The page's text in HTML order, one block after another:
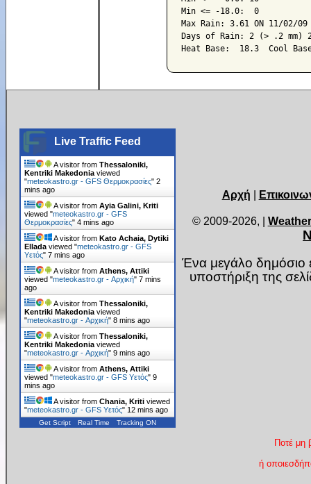
Min <= -18.0:  0
Max Rain: 3.61 ON 11/02/09
Days of Rain: 2 (> .2 mm)
Live Traffic Feed
A visitor fromThessaloniki,
Kentriki Makedonia viewed
"meteokastro.gr - GFS Θερμοκρασίες"2
mins ago
A visitor fromAyia Galini, Kriti
viewed "meteokastro.gr - GFS
Θερμοκρασίες"4 mins ago
A visitor fromKato Achaia, Dytiki
Ellada viewed "meteokastro.gr - GFS
Υετός"7 mins ago
A visitor fromAthens, Attiki
viewed "meteokastro.gr - Αρχική"7 mins
ago
A visitor fromThessaloniki,
Kentriki Makedonia viewed
"meteokastro.gr - Αρχική"8 mins ago
A visitor fromThessaloniki,
Kentriki Makedonia viewed
"meteokastro.gr - Αρχική"9 mins ago
A visitor fromAthens, Attiki
viewed "meteokastro.gr - GFS Υετός"9
mins ago
A visitor fromChania, Kriti viewed
"meteokastro.gr - GFS Υετός" 12 mins ago
Get Script Real Time Tracking ON
Αρχή |
© 2009-2026, |
Ένα μεγάλο δημόσιο
υποστήριξη της
Ποτέ μη
ή